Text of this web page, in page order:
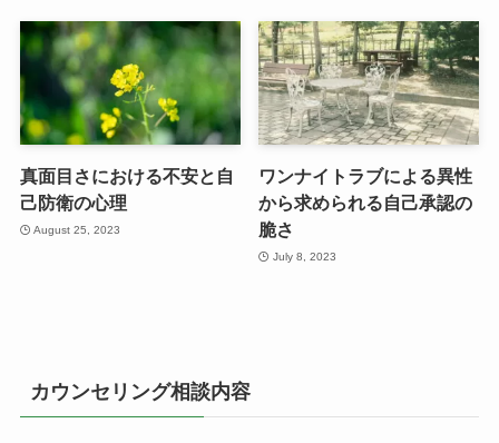
真面目さにおける不安と自
己防衛の心理
August 25, 2023
ワンナイトラブによる異性
から求められる自己承認の
脆さ
July 8, 2023
カウンセリング相談内容